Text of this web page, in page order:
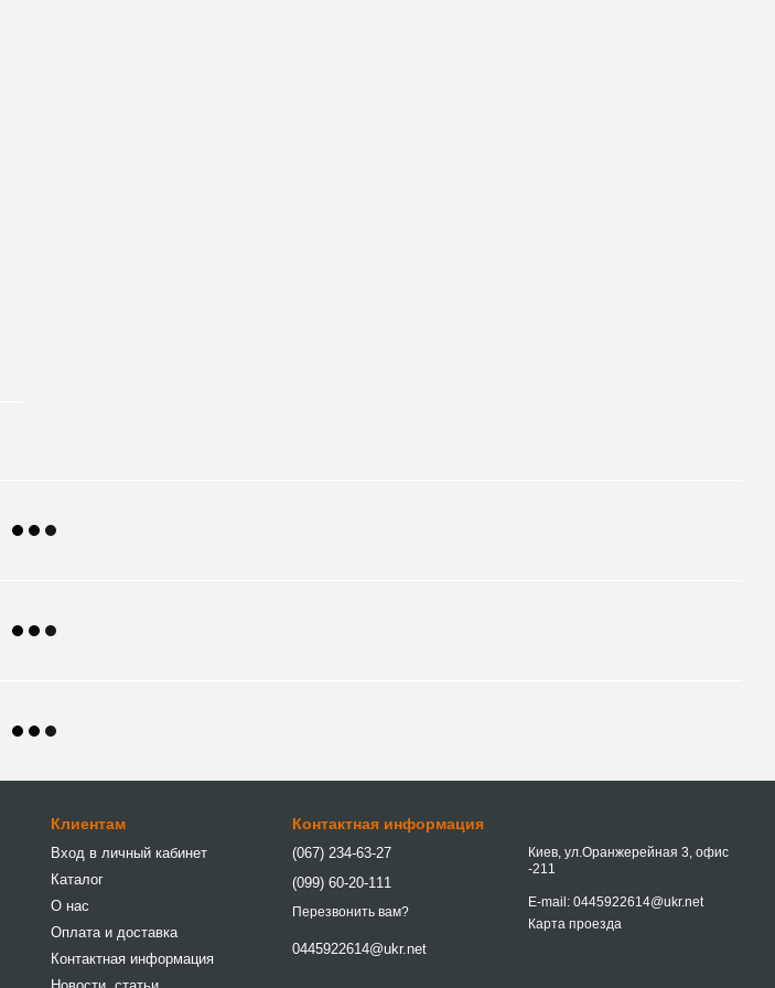
Клиентам
Вход в личный кабинет
Каталог
О нас
Оплата и доставка
Контактная информация
Контактная информация
(067) 234-63-27
(099) 60-20-111
Перезвонить вам?
0445922614@ukr.net
Киев, ул.Оранжерейная 3, офис
-211
E-mail: 0445922614@ukr.net
Карта проезда